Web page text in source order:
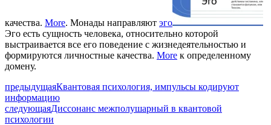
качества. More. Монады направляют эго
Эго есть сущность человека, относительно которой
выстраивается все его поведение с жизнедеятельностью и
формируются личностные качества. More к определенному
домену.
предыдущаяКвантовая психология, импульсы кодируют
информацию
следующаяДиссонанс межполушарный в квантовой
психологии